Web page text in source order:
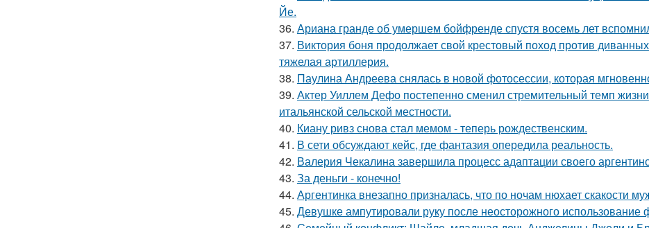
Йе.
36. Ариана гранде об умершем бойфренде спустя восемь лет
37. Виктория боня продолжает свой крестовый поход против
тяжелая артиллерия.
38. Паулина Андреева снялась в новой фотосессии, которая
39. Актер Уиллем Дефо постепенно сменил стремительный темп
итальянской сельской местности.
40. Киану ривз снова стал мемом - теперь рождественским.
41. В сети обсуждают кейс, где фантазия опередила реальность.
42. Валерия Чекалина завершила процесс адаптации своего
43. За деньги - конечно!
44. Аргентинка внезапно призналась, что по ночам нюхает скакости
45. Девушке ампутировали руку после неосторожного использование